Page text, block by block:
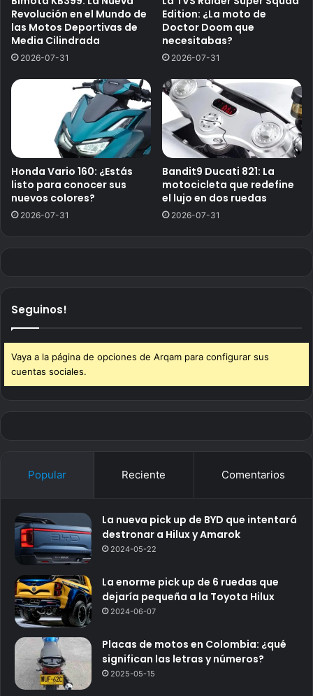
Revolución en el Mundo de
las Motos Deportivas de
Media Cilindrada
2026-07-31
Edition: ¿La moto de
Doctor Doom que
necesitabas?
2026-07-31
Honda Vario 160: ¿Estás
listo para conocer sus
nuevos colores?
2026-07-31
Bandit9 Ducati 821: La
motocicleta que redefine
el lujo en dos ruedas
2026-07-31
Seguinos!
Vaya a la página de opciones de Arqam para configurar sus
cuentas sociales.
Popular Reciente Comentarios
La nueva pick up de BYD que intentará
destronar a Hilux y Amarok
2024-05-22
La enorme pick up de 6 ruedas que
dejaría pequeña a la Toyota Hilux
2024-06-07
Placas de motos en Colombia: ¿qué
significan las letras y números?
2025-05-15